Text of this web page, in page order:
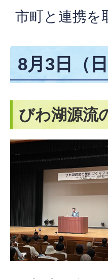
市町と連携を
8月3日（日
びわ湖源流